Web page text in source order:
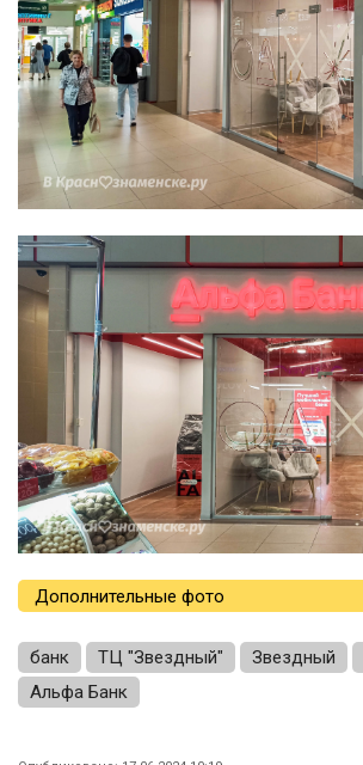
Дополнительные фото
банк ТЦ "Звездный" Звездный
Альфа Банк